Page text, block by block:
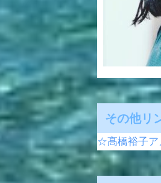
その他リ
☆髙橋裕子ア